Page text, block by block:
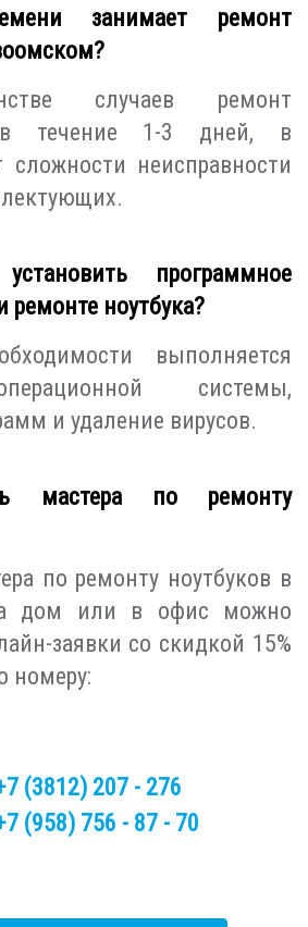
занимает ремонт
случаев ремонт
в течение 1-3 дней, в
сложности неисправности
программное
ремонте ноутбука?
выполняется
системы,
и удаление вирусов.
мастера по ремонту
по ремонту ноутбуков в
дом или в офис можно
заявки со скидкой 15%
номеру:
(3812) 207 - 276
(958) 756 - 87 - 70